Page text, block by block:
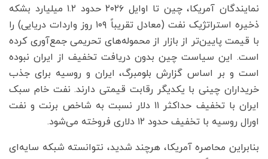
نمایندگان آمریکا، چین تا اوایل ۲۰۲۶ حدود ۱.۲ میلیارد بشکه
ذخیره استراتژیک نفت (معادل تقریباً ۱۰۹ روز واردات دریایی) را
با قیمت پایین‌تر از بازار از محموله‌های تحریمی جمع‌آوری کرده
است. این سیاست چین بدون دریافت تخفیف از ایران نبوده
است و بر اساس گزارش بلومبرگ، ایران و روسیه برای جذب
خریداران چینی با یکدیگر رقابت قیمتی دارند. نفت خام سبک
ایران با تخفیف حداکثر ۱۱ دلار نسبت به شاخص برنت و نفت
اورال روسیه با تخفیف حدود ۱۲ دلاری فروخته می‌شود.
بنابراین محاصره آمریکا، هرچند شدید، نتوانسته شبکه سایه‌ای